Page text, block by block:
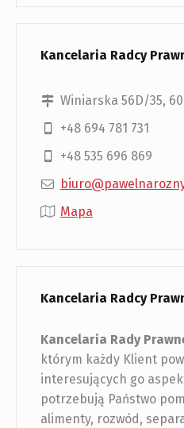
Kancelaria Radcy
Winiarska 56D/35,
+48 694 781 731
+48 535 696 869
Mapa
Kancelaria Radcy
Kancelaria Rady
którym każdy Klient
interesujących go
potrzebują Państwo
alimenty, rozwód,